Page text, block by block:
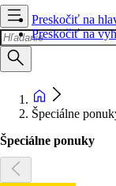
Preskočiť na
Preskočiť na
Špeciálne
Špeciálne ponuky